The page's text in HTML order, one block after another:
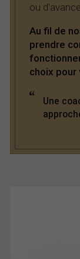
ou
Au fil de
prendre
choix pour
Une